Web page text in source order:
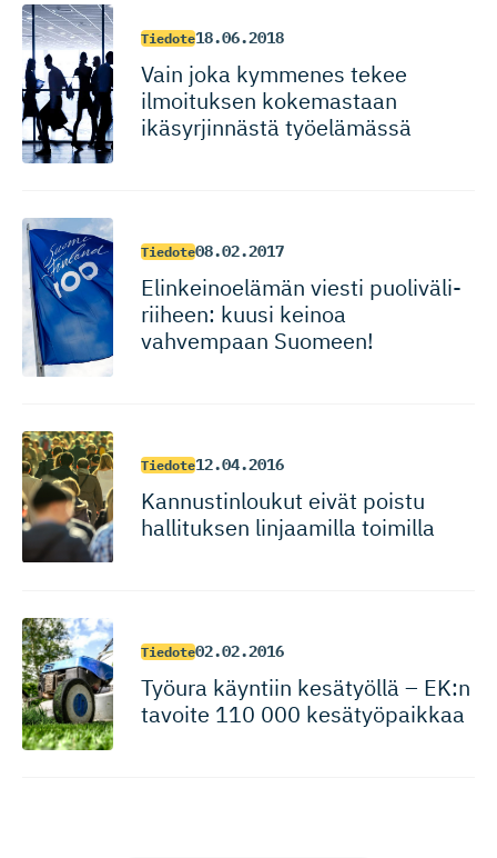
Tiedote18.06.2018
Vain joka kymmenes tekee
ilmoituksen kokemastaan
ikäsyrjinnästä työelämässä
Tiedote08.02.2017
Elinkeinoelämän viesti puoliväli­
riiheen: kuusi keinoa
vahvempaan Suomeen!
Tiedote12.04.2016
Kannustin­loukut eivät poistu
hallituksen linjaamilla toimilla
Tiedote02.02.2016
Työura käyntiin kesätyöllä – EK:n
tavoite 110 000 kesätyöpaikkaa